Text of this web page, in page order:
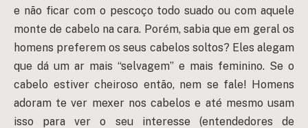
e não ficar com o pescoço todo suado ou com aquele
monte de cabelo na cara. Porém, sabia que em geral os
homens preferem os seus cabelos soltos? Eles alegam
que dá um ar mais “selvagem” e mais feminino. Se o
cabelo estiver cheiroso então, nem se fale! Homens
adoram te ver mexer nos cabelos e até mesmo usam
isso para ver o seu interesse (entendedores de